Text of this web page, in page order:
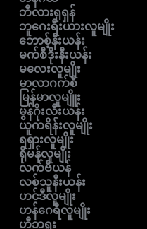
ဘီလားရုရှန်
ဘူဂေးရီးယားလူမျိုး
ဘောစ့်နီးယန်း
မက်စီဒိုးနီးယန်း
မလေးလူမျိုး
မာလာဂက်စီ
မြန်မာလူမျိူး
မွန်ဂိုးလီးယန်း
ယူကရိန်းလူမျိုး
ရရှားလူမျိုး
ရိုမန်လူမျိုး
လက်ဗီယန်
လစ်သူနီးယန်း
ဟင်ဒီလူမျိုး
ဟန်ဂေရီလူမျိုး
ဟီဘရူး